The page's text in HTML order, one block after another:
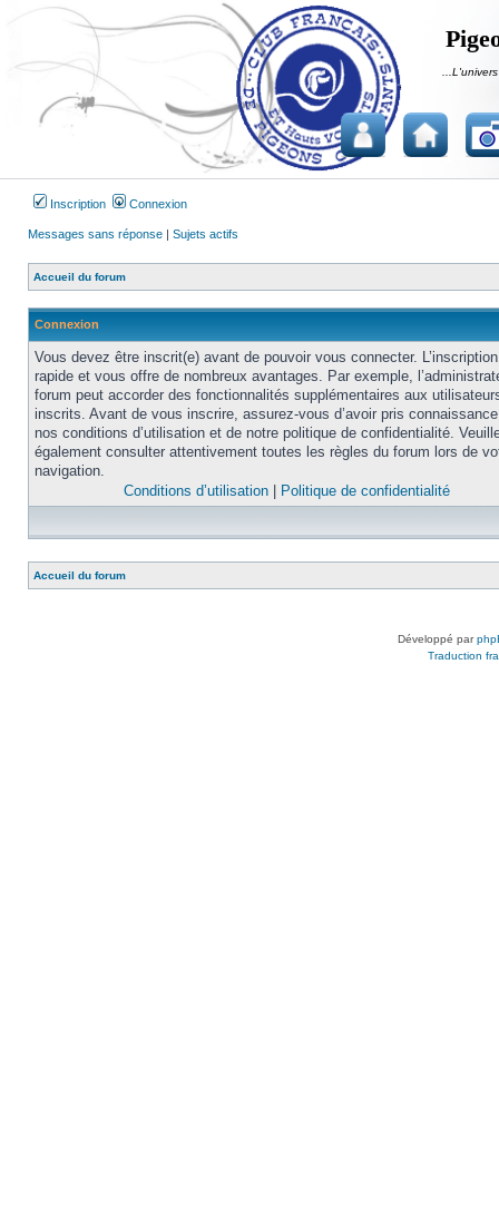
Inscription Connexion
Messages sans réponse | Sujets actifs
Accueil du forum
Connexion
Vous devez être inscrit(e) avant de pouvoir vous connecter.
rapide et vous offre de nombreux avantages. Par exemple,
forum peut accorder des fonctionnalités supplémentaires aux
inscrits. Avant de vous inscrire, assurez-vous d’avoir pris
nos conditions d’utilisation et de notre politique de confidentialité.
également consulter attentivement toutes les règles du forum lors de
navigation.
Conditions d’utilisation
Politique de confidentialité
Accueil du forum
Développé par
Traduction